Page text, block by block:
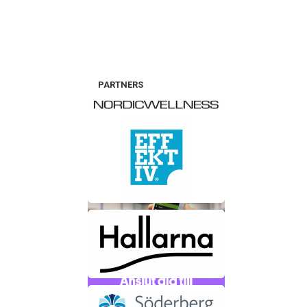
PARTNERS
MEDLEMSAPP
STÖD DIN FÖRENING